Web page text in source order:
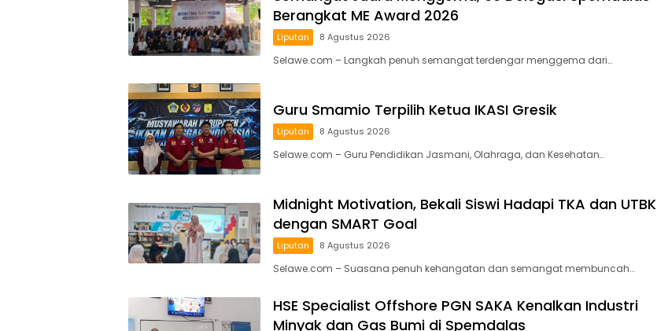
Berangkat ME Award 2026
Liputan 8 Agustus 2026
Selawe.com – Langkah penuh semangat terdengar menggema dari…
Guru Smamio Terpilih Ketua IKASI Gresik
Liputan 8 Agustus 2026
Selawe.com – Guru Pendidikan Jasmani, Olahraga, dan Kesehatan…
Midnight Motivation, Bekali Siswi Hadapi TKA dan UTBK
dengan SMART Goal
Liputan 8 Agustus 2026
Selawe.com – Suasana penuh kehangatan dan semangat membuncah…
HSE Specialist Offshore PGN SAKA Kenalkan Industri
Minyak dan Gas Bumi di Spemdalas